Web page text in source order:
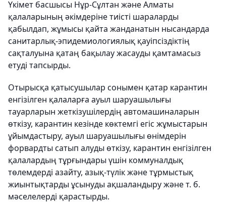
Үкімет басшысы Нұр-Сұлтан және Алматы
қалаларының әкімдеріне тиісті шараларды
қабылдап, жұмысы қайта жанданатын нысандарда
санитарлық-эпидемиологиялық қауіпсіздіктің
сақталуына қатаң бақылау жасауды қамтамасыз
етуді тапсырды.
Отырысқа қатысушылар сонымен қатар карантин
енгізілген қалаларға ауыл шаруашылығы
тауарларын жеткізушілердің автомашиналарын
өткізу, карантин кезінде көктемгі егіс жұмыстарын
ұйымдастыру, ауыл шаруашылығы өнімдерін
форвардты сатып алуды өткізу, карантин енгізілген
қалалардың тұрғындары үшін коммуналдық
төлемдерді азайту, азық-түлік және тұрмыстық
жиынтықтарды ұсынуды ақшаландыру және т. б.
мәселелерді қарастырды.